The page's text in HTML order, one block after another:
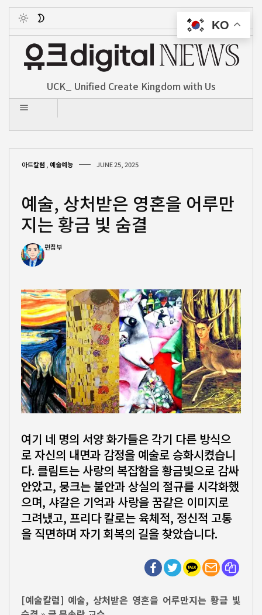
Toggle
UCK_ Unified Create Kingdom with Us
아트칼럼 예술예능 JUNE 25, 2025
예술, 상처받은 영혼을 어루만
지는 황금 빛 숨결
편집부
여기 네 명의 서양 화가들은 각기 다른 방식으
로 자신의 내면과 감정을 예술로 승화시켰습니
다. 클림트는 사랑의 복잡함을 황금빛으로 감싸
안았고, 뭉크는 불안과 상실의 절규를 시각화했
으며, 샤갈은 기억과 사랑을 꿈같은 이미지로
그려냈고, 프리다 칼로는 육체적, 정신적 고통
을 직면하며 자기 회복의 길을 찾았습니다.
[예술칼럼] 예술, 상처받은 영혼을 어루만지는 황금 빛
KO